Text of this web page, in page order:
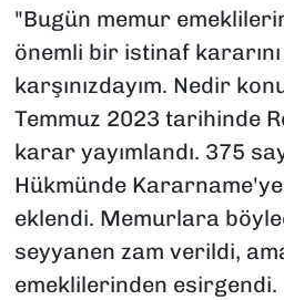
"Bugün memur
önemli bir istinaf
karşınızdayım. Nedir
Temmuz 2023 tarihinde
karar yayımlandı. 375
Hükmünde
eklendi. Memurlara
seyyanen zam verildi,
emeklilerinden esirgendi.